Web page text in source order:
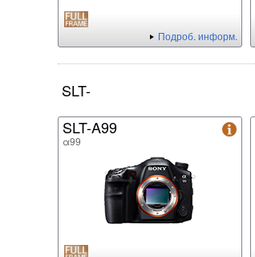
Подроб. информ.
SLT-
SLT-A99
α99